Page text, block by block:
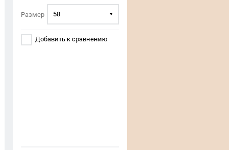
Размер 58
Добавить к сравнению